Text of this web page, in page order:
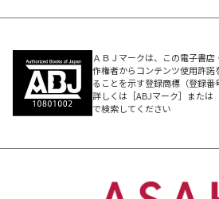
ＡＢＪマークは、この電子書
作権者からコンテンツ使用許
ることを示す登録商標（登録番
詳しくは［ABJマーク］または
で検索してください